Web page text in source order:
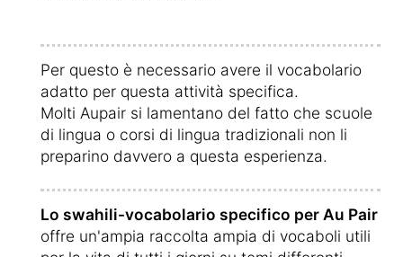
Per questo è necessario avere il vocabolario
adatto per questa attività specifica.
Molti Aupair si lamentano del fatto che scuole
di lingua o corsi di lingua tradizionali non li
preparino davvero a questa esperienza.
Lo swahili-vocabolario specifico per Au Pair
offre un'ampia raccolta ampia di vocaboli utili